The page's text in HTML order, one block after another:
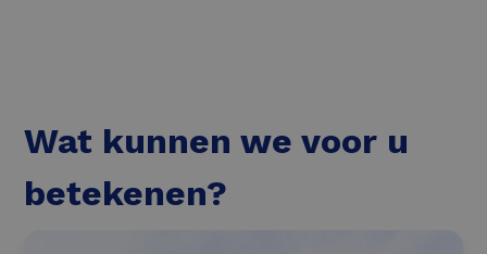
Wat kunnen we voor u
betekenen?